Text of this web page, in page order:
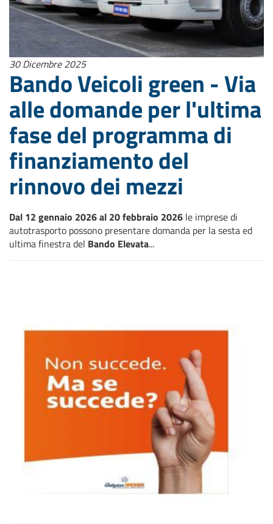
30 Dicembre 2025
Bando Veicoli green - Via
alle domande per l'ultima
fase del programma di
finanziamento del
rinnovo dei mezzi
Dal 12 gennaio 2026 al 20 febbraio 2026 le imprese di
autotrasporto possono presentare domanda per la sesta ed
ultima finestra del Bando Elevata...